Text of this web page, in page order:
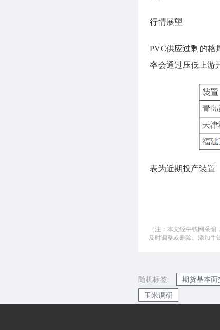
行情展望
PVC供应过剩的格
率会通过压低上游
表为近期投产装置
（注：本文经牛钱网采
及时调整或删除。添加牛
随机标签: 期货基本面
玉米调研